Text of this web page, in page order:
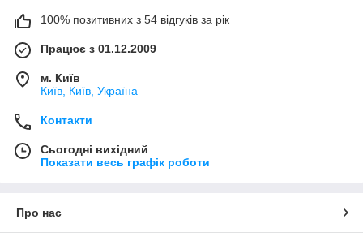
100% позитивних з 54 відгуків за рік
Працює з 01.12.2009
м. Київ
Київ, Київ, Україна
Контакти
Сьогодні вихідний
Показати весь графік роботи
Про нас